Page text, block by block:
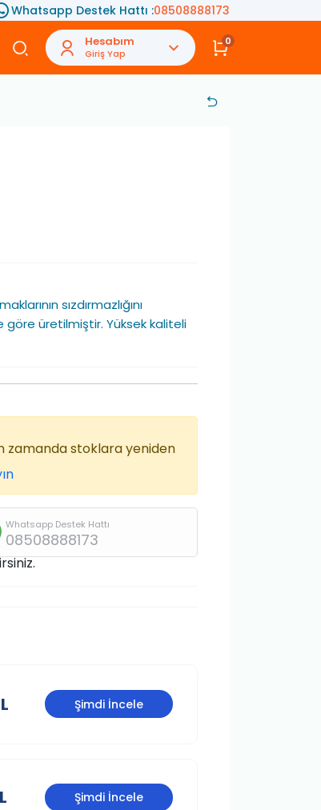
Whatsapp Destek Hattı :08508888173
Hesabım
Giriş Yap
0
sızdırmazlığını
göre üretilmiştir. Yüksek kaliteli
zamanda stoklara yeniden
Whatsapp Destek Hattı
08508888173
Şimdi İncele
Şimdi İncele